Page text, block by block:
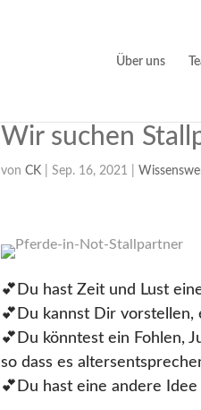
Über uns
Wir suchen
vonCK |Sep. 16, 2021
💕Du hast Zeit und Lust
💕Du kannst Dir vorstellen,
💕Du könntest ein Fohlen,
so dass es
💕Du hast eine andere